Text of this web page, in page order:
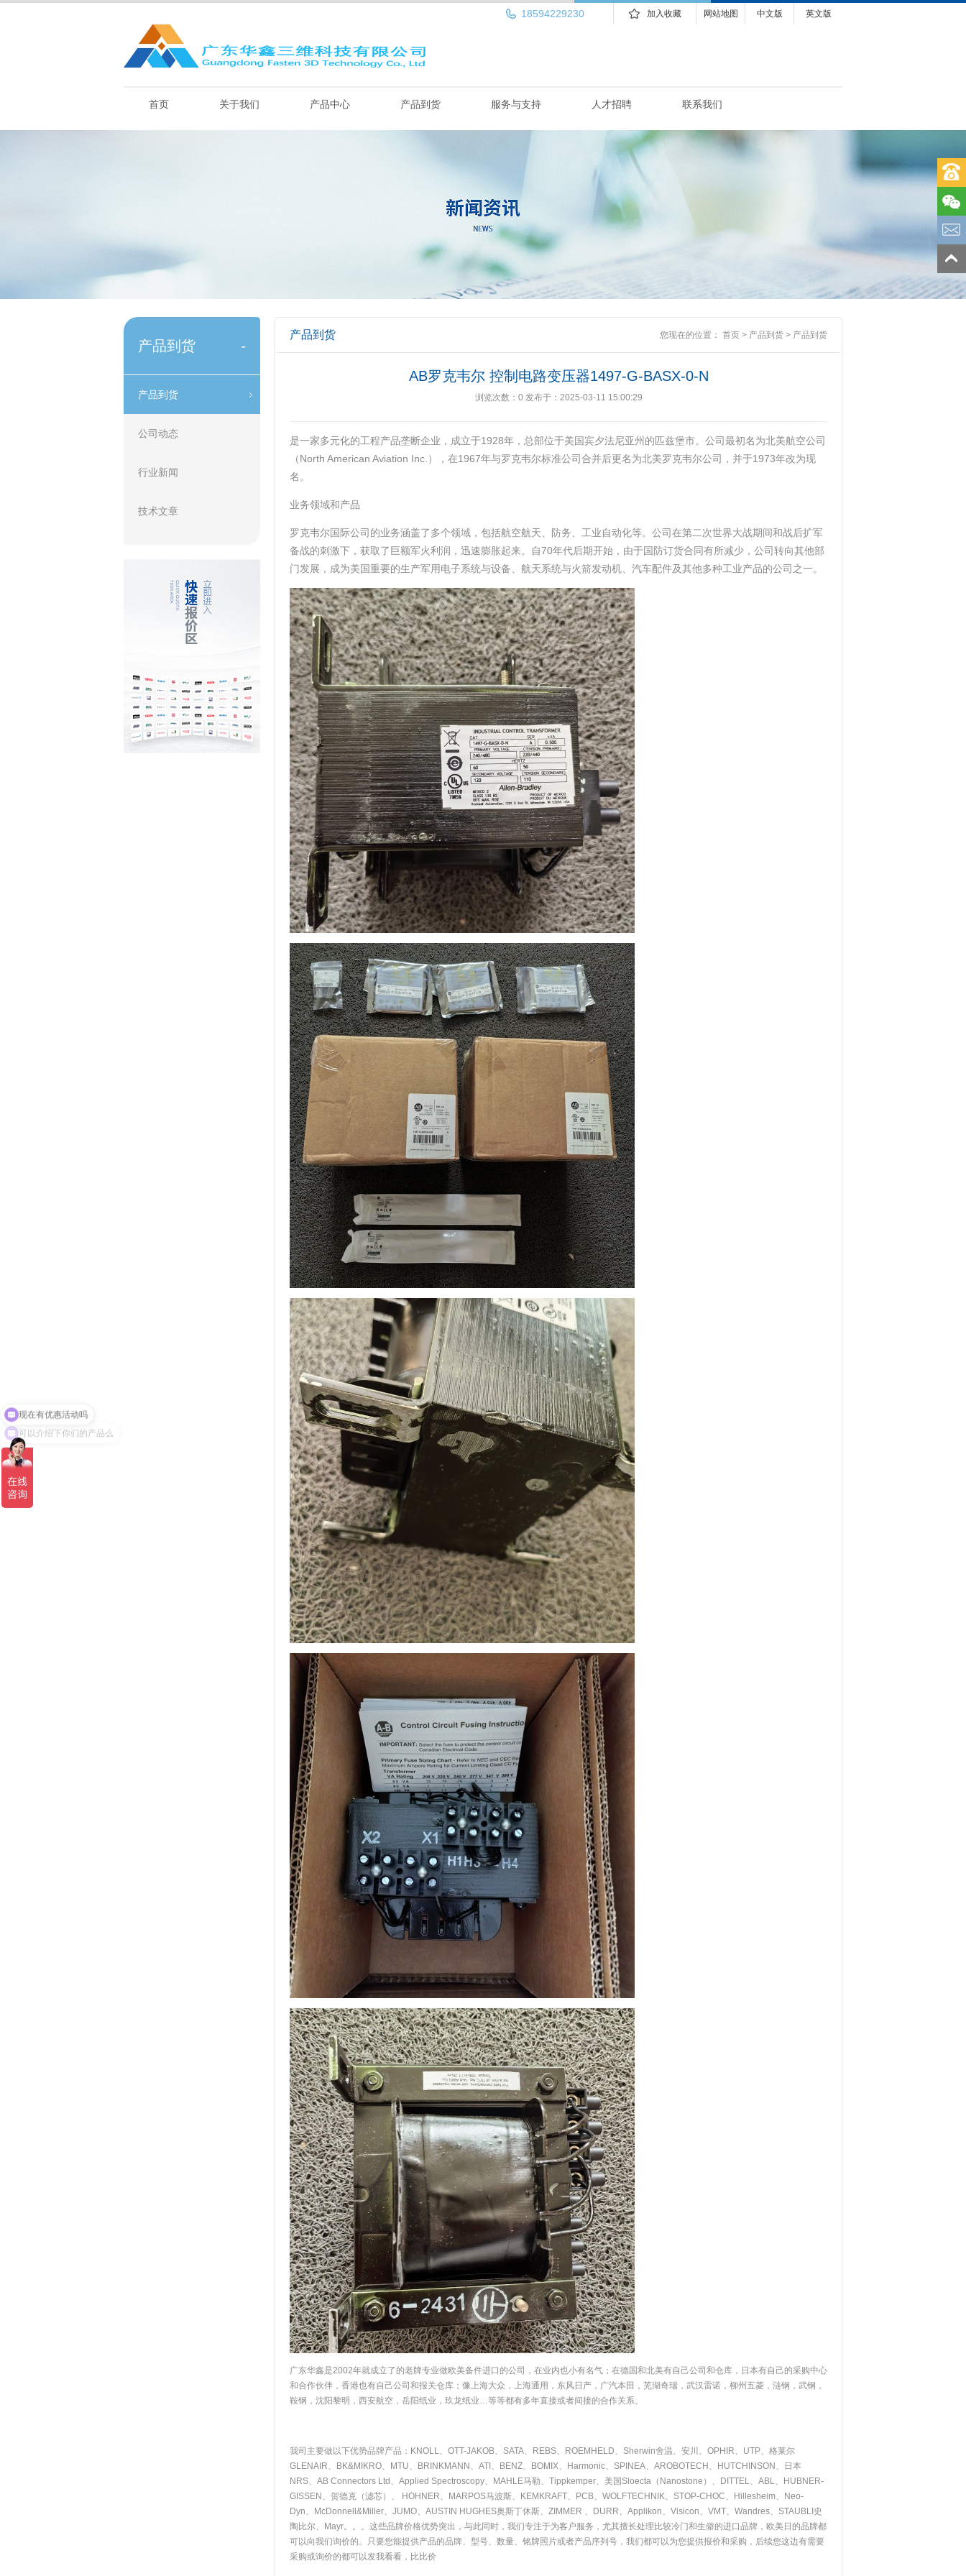
英文版
中文版
网站地图
加入收藏
18594229230
首页 关于我们 产品中心 产品到货 服务与支持 人才招聘 联系我们
产品到货 -
产品到货
公司动态
行业新闻
技术文章
产品到货 您现在的位置： 首页 > 产品到货 > 产品到货
AB罗克韦尔 控制电路变压器1497-G-BASX-0-N
浏览次数： 0 发布于：2025-03-11 15:00:29
是一家多元化的工程产品垄断企业，成立于1928年，总部位于美国宾夕法尼亚州的匹兹堡市。公司最初名为北美航空公司
（North American Aviation Inc.），在1967年与罗克韦尔标准公司合并后更名为北美罗克韦尔公司，并于1973年改为现
名。‌‌
业务领域和产品
罗克韦尔国际公司的业务涵盖了多个领域，包括航空航天、防务、工业自动化等。公司在第二次世界大战期间和战后扩军
备战的刺激下，获取了巨额军火利润，迅速膨胀起来。自70年代后期开始，由于国防订货合同有所减少，公司转向其他部
门发展，成为美国重要的生产军用电子系统与设备、航天系统与火箭发动机、汽车配件及其他多种工业产品的公司之一。
广东华鑫是2002年就成立了的老牌专业做欧美备件进口的公司，在业内也小有名气；在德国和北美有自己公司和仓库，日本有自己的采购中心
和合作伙伴，香港也有自己公司和报关仓库；像上海大众，上海通用，东风日产，广汽本田，芜湖奇瑞，武汉雷诺，柳州五菱，涟钢，武钢，
鞍钢，沈阳黎明，西安航空，岳阳纸业，玖龙纸业…等等都有多年直接或者间接的合作关系。
我司主要做以下优势品牌产品：KNOLL、OTT-JAKOB、SATA、REBS、ROEMHELD、Sherwin舍温、安川、OPHIR、UTP、格莱尔
GLENAIR、BK&MIKRO、MTU、BRINKMANN、ATI、BENZ、BOMIX、Harmonic、SPINEA、AROBOTECH、HUTCHINSON、日本
NRS、AB Connectors Ltd、Applied Spectroscopy、MAHLE马勒、Tippkemper、美国Sloecta（Nanostone）、DITTEL、ABL、HUBNER-
GISSEN、贺德克（滤芯）、 HOHNER、MARPOS马波斯、KEMKRAFT、PCB、WOLFTECHNIK、STOP-CHOC、Hillesheim、Neo-
Dyn、McDonnell&Miller、JUMO、AUSTIN HUGHES奥斯丁休斯、ZIMMER 、DURR、Applikon、Visicon、VMT、Wandres、STAUBLI史
陶比尔、Mayr。。。这些品牌价格优势突出，与此同时，我们专注于为客户服务，尤其擅长处理比较冷门和生僻的进口品牌，欧美日的品牌都
可以向我们询价的。只要您能提供产品的品牌、型号、数量、铭牌照片或者产品序列号，我们都可以为您提供报价和采购，后续您这边有需要
采购或询价的都可以发我看看，比比价